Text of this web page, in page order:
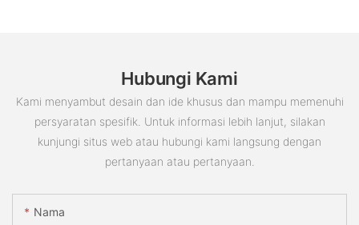
Hubungi Kami
Kami menyambut desain dan ide khusus dan mampu memenuhi
persyaratan spesifik. Untuk informasi lebih lanjut, silakan
kunjungi situs web atau hubungi kami langsung dengan
pertanyaan atau pertanyaan.
Nama